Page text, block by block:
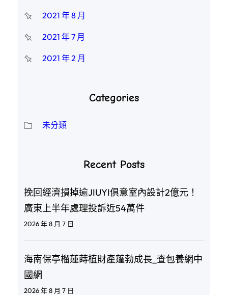
2021 年 8 月
2021 年 7 月
2021 年 2 月
Categories
未分類
Recent Posts
挽回經濟損掉逾JIUYI俱意室內設計2億元！
廣東上半年處理投訴近54萬件
2026 年 8 月 7 日
海南保亭榴蓮蒔植財產蓬勃成長_查包養網中
國網
2026 年 8 月 7 日